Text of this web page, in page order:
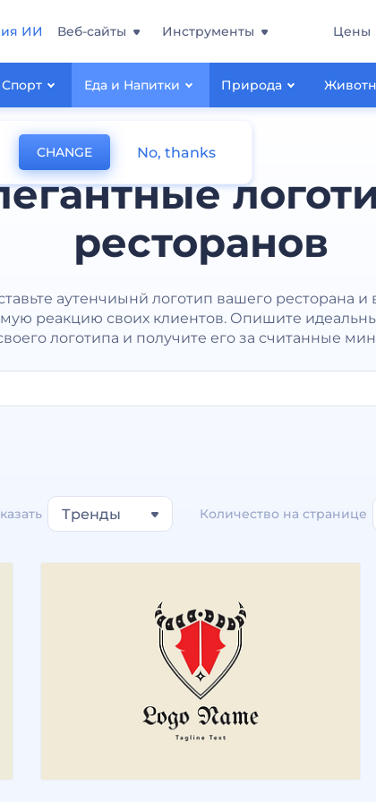
ИИ
Спорт Еда и Напитки Природа
Веб-сайты Инструменты Цены
ресторанов
аутенчиынй логотип вашего ресторана и
реакцию своих клиентов. Опишите
логотипа и получите его за считанные
Тренды Количество на странице
CHANGE No, thanks